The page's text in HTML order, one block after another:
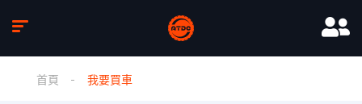
首頁 我要買車